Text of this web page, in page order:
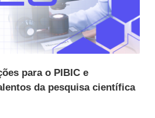
para o PIBIC e
da pesquisa científica